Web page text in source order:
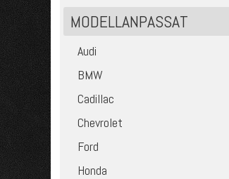
MODELLANPASSAT
Audi
BMW
Cadillac
Chevrolet
Ford
Honda